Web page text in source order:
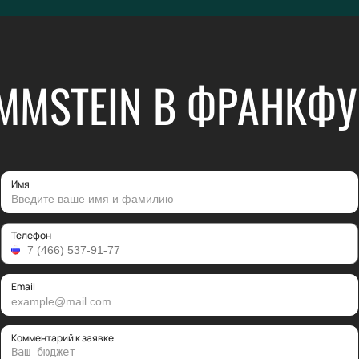
В
Имя
Телефон
Email
Комментарий к заявке